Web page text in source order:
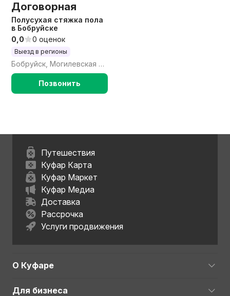
Договорная
Полусухая стяжка пола
в Бобруйске
0,0
0 оценок
Выезд в регионы
Бобруйск, Могилевская обл.
Позвонить
Путешествия
Куфар Карта
Куфар Маркет
Куфар Медиа
Доставка
Рассрочка
Услуги продвижения
О Куфаре
Для бизнеса